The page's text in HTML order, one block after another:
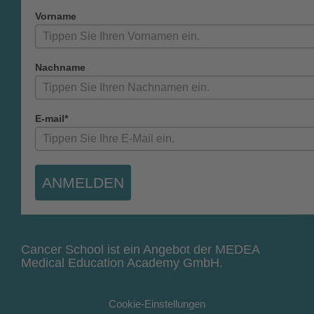
Vorname
Nachname
E-mail*
ANMELDEN
Cancer School ist ein Angebot der MEDEA
Medical Education Academy GmbH.
Cookie-Einstellungen